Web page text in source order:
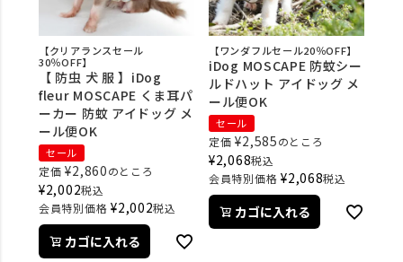
【クリアランスセール
30％OFF】
【 防虫 犬 服 】iDog
fleur MOSCAPE くま耳パ
ーカー 防蚊 アイドッグ メ
ール便OK
セール
定価 ¥2,860のところ
¥2,002税込
会員特別価格 ¥2,002税込
カゴに入れる
【ワンダフルセール20％OFF】
iDog MOSCAPE 防蚊シー
ルドハット アイドッグ メ
ール便OK
セール
定価 ¥2,585のところ
¥2,068税込
会員特別価格 ¥2,068税込
カゴに入れる